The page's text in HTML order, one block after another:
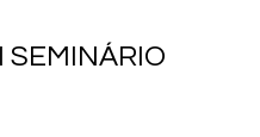
SEMINÁRIO